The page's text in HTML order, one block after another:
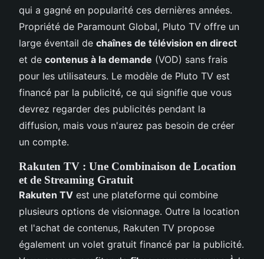
qui a gagné en popularité ces dernières années.
Propriété de Paramount Global, Pluto TV offre un
large éventail de chaînes de télévision en direct
et de contenus à la demande (VOD) sans frais
pour les utilisateurs. Le modèle de Pluto TV est
financé par la publicité, ce qui signifie que vous
devrez regarder des publicités pendant la
diffusion, mais vous n'aurez pas besoin de créer
un compte.
Rakuten TV : Une Combinaison de Location
et de Streaming Gratuit
Rakuten TV est une plateforme qui combine
plusieurs options de visionnage. Outre la location
et l'achat de contenus, Rakuten TV propose
également un volet gratuit financé par la publicité.